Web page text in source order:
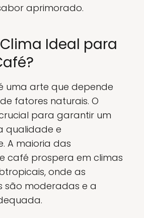
aprimorado.
Ideal para
uma arte que depende
fatores naturais. O
para garantir um
qualidade e
A maioria das
café prospera em climas
onde as
são moderadas e a